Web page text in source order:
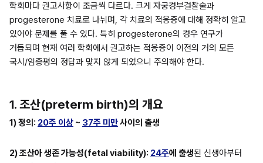
학회마다 권고사항이 조금씩 다르다. 크게 자궁경부결찰술과
progesterone 치료로 나뉘며, 각 치료의 적응증에 대해 정확히 알고
있어야 문제를 풀 수 있다. 특히 progesterone의 경우 연구가
거듭되며 현재 여러 학회에서 권고하는 적응증이 이전의 거의 모든
국시/임종평의 정답과 맞지 않게 되었으니 주의해야 한다.
1. 조산(preterm birth)의 개요
1) 정의: 20주 이상 ~ 37주 미만 사이의 출생
2) 조산아 생존 가능성(fetal viability): 24주에 출생